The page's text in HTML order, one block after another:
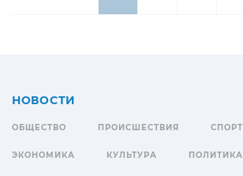
НОВОСТИ
ОБЩЕСТВО ПРОИСШЕСТВИЯ СПОРТ
ЭКОНОМИКА КУЛЬТУРА ПОЛИТИКА